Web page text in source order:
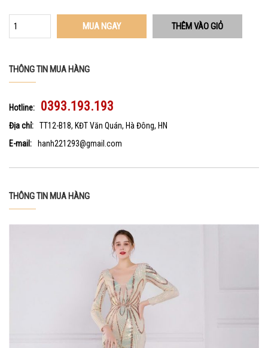
MUA NGAY
THÔNG TIN MUA HÀNG
Hotline: 0393.193.193
Địa chỉ:
TT12-B18, KĐT Văn Quán, Hà Đông, HN
E-mail:
hanh221293@gmail.com
THÔNG TIN MUA HÀNG